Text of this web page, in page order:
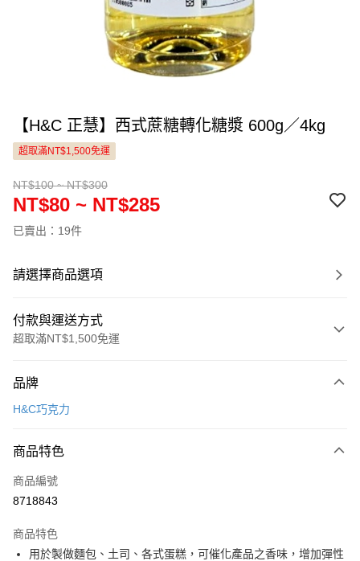
【H&C 正慧】西式蔗糖轉化糖漿 600g／4kg
超取滿NT$1,500免運
NT$100 ~ NT$300
NT$80 ~ NT$285
已賣出：19件
請選擇商品選項
付款與運送方式
超取滿NT$1,500免運
信用卡一次付款
Apple Pay
悠遊付
全盈+PAY
品牌
H&C巧克力
商品特色
商品編號
8718843
商品特色
用於製做麵包、土司、各式蛋糕，可催化產品之香味，增加彈性